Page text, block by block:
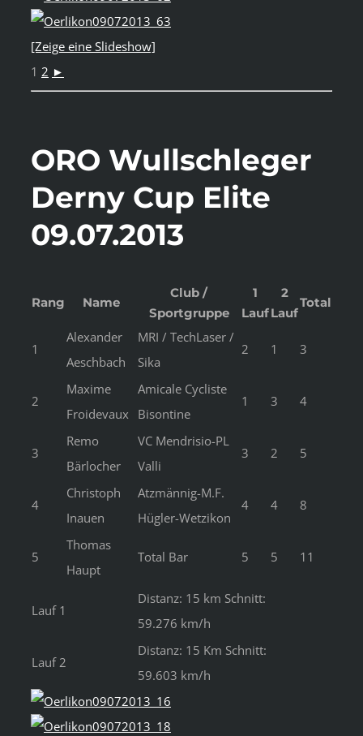
[Zeige eine Slideshow]
1 2 ►
ORO Wullschleger
Derny Cup Elite
09.07.2013
Rang Name
Club /
Sportgruppe
1
Lauf
2
Lauf
Total
1
Alexander
Aeschbach
MRI / TechLaser /
Sika
2 1 3
2
Maxime
Froidevaux
Amicale Cycliste
Bisontine
1 3 4
3
Remo
Bärlocher
VC Mendrisio-PL
Valli
3 2 5
4
Christoph
Inauen
Atzmännig-M.F.
Hügler-Wetzikon
4 4 8
5
Thomas
Haupt
Total Bar 5 5 11
Lauf 1
Distanz: 15 km Schnitt:
59.276 km/h
Lauf 2
Distanz: 15 Km Schnitt:
59.603 km/h